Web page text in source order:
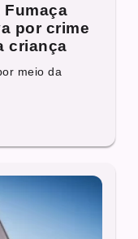
Fumaça
por crime
criança
meio da